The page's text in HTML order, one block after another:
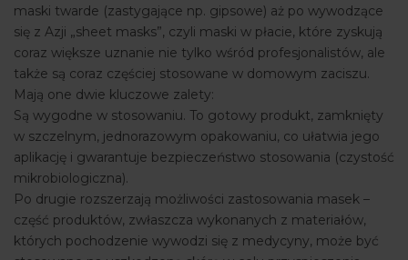
maski twarde (zastygające np. gipsowe) aż po wywodzące
się z Azji „sheet masks”, czyli maski w płacie, które zyskują
coraz większe uznanie nie tylko wśród profesjonalistów, ale
także są coraz częściej stosowane w domowym zaciszu.
Mają one dwie kluczowe zalety:
Są wygodne w stosowaniu. To gotowy produkt, zamknięty
w szczelnym, jednorazowym opakowaniu, co ułatwia jego
aplikację i gwarantuje bezpieczeństwo stosowania (czystość
mikrobiologiczna).
Po drugie rozszerzają możliwości zastosowania masek –
część produktów, zwłaszcza wykonanych z materiałów,
których pochodzenie wywodzi się z medycyny, może być